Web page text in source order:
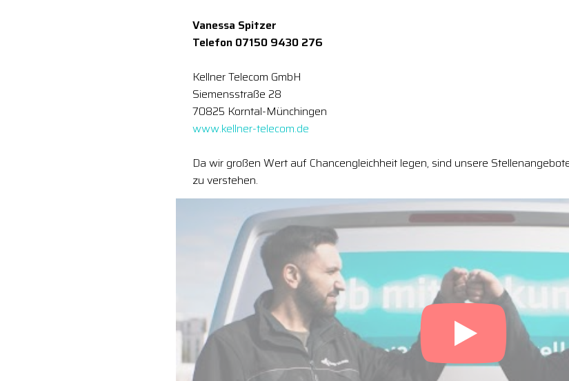
Vanessa Spitzer
Telefon 07150 9430 276
Kellner Telecom GmbH
Siemensstraße 28
70825 Korntal-Münchingen
www.kellner-telecom.de
Da wir großen Wert auf Chancengleichheit legen, sind unsere
zu verstehen.